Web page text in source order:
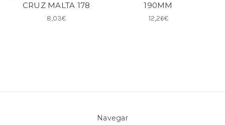
CRUZ MALTA 178
8,03€
190MM
12,26€
Navegar